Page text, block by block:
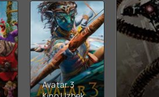
Avatar 3